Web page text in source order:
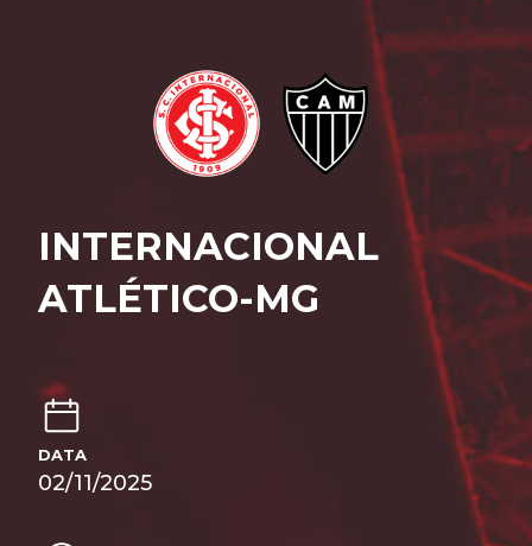
INTERNACIONAL
ATLÉTICO-MG
DATA
02/11/2025